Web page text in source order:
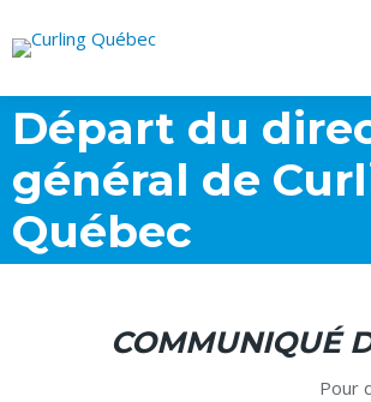
Départ du
général de
Québec
COMMUNIQUÉ
Pour